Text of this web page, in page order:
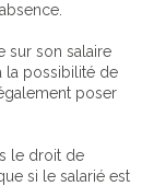
sur son salaire
la possibilité de
poser
le droit de
si le salarié est